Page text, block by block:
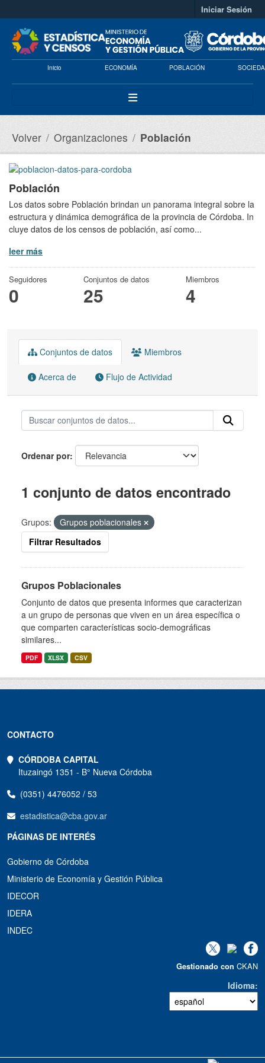
Iniciar Sesión
Inicio ECONOMÍA POBLACIÓN
Volver Organizaciones Población
Población
Los datos sobre Población brindan un panorama integral sobre la
estructura y dinámica demográfica de la provincia de Córdoba. In
cluye datos de los censos de población, así como...
leer más
Seguidores
0
Conjuntos de datos
25
Miembros
4
Conjuntos de datos Miembros
Acerca de Flujo de Actividad
Ordenar por
1 conjunto de datos encontrado
Grupos:
Grupos poblacionales
Filtrar Resultados
Grupos Poblacionales
Conjunto de datos que presenta informes que caracterizan
a un grupo de personas que viven en un área específica o
que comparten características socio-demográficas
similares...
PDF XLSX CSV
CONTACTO
CÓRDOBA CAPITAL
Ituzaingó 1351 - B° Nueva Córdoba
(0351) 4476052 / 53
estadistica@cba.gov.ar
PÁGINAS DE INTERÉS
Gobierno de Córdoba
Ministerio de Economía y Gestión Pública
IDECOR
IDERA
INDEC
Gestionado con CKAN
Idioma